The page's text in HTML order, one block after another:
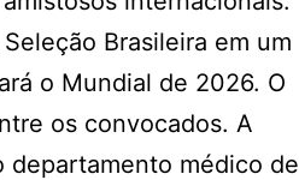
Brasileira em um
o Mundial de 2026. O
os convocados. A
departamento médico de